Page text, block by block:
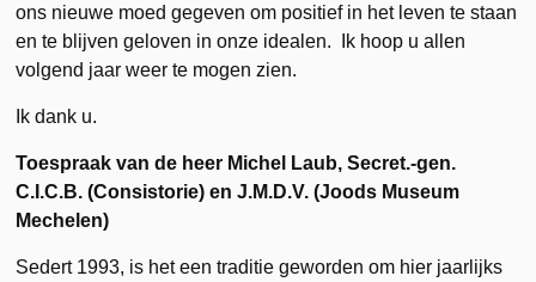
ons nieuwe moed gegeven om positief in het leven te staan
en te blijven geloven in onze idealen. Ik hoop u allen
volgend jaar weer te mogen zien.
Ik dank u.
Toespraak van de heer Michel Laub, Secret.-gen.
C.I.C.B. (Consistorie) en J.M.D.V. (Joods Museum
Mechelen)
Sedert 1993, is het een traditie geworden om hier jaarlijks